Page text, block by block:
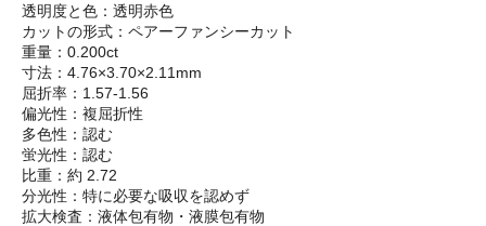
透明度と色：透明赤色
カットの形式：ペアーファンシーカット
重量：0.200ct
寸法：4.76×3.70×2.11mm
屈折率：1.57-1.56
偏光性：複屈折性
多色性：認む
蛍光性：認む
比重：約 2.72
分光性：特に必要な吸収を認めず
拡大検査：液体包有物・液膜包有物